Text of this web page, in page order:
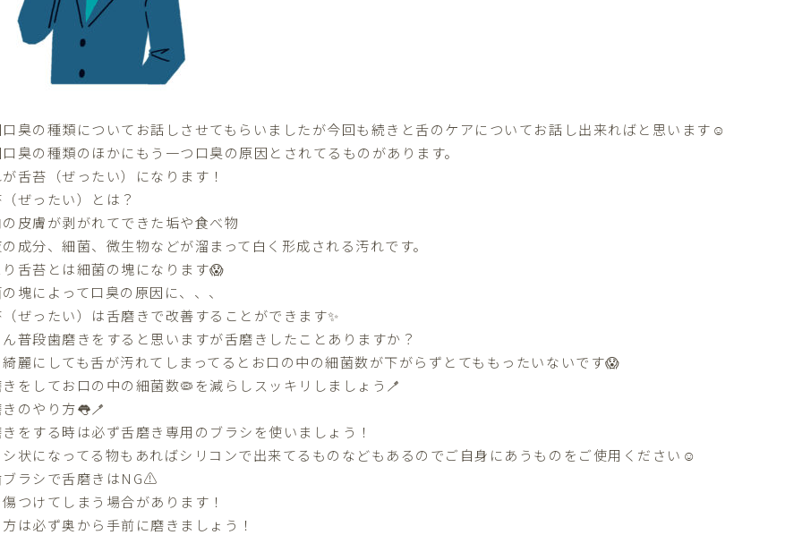
臭の種類についてお話しさせてもらいましたが今回も続きと舌のケアについてお話し出来ればと思います☺️
臭の種類のほかにもう一つ口臭の原因とされてるものがあります。
舌苔（ぜったい）になります！
ぜったい）とは？
皮膚が剥がれてできた垢や食べ物
成分、細菌、微生物などが溜まって白く形成される汚れです。
舌苔とは細菌の塊になります😱
塊によって口臭の原因に、、、
ぜったい）は舌磨きで改善することができます✨
普段歯磨きをすると思いますが舌磨きしたことありますか？
麗にしても舌が汚れてしまってるとお口の中の細菌数が下がらずとてももったいないです😱
をしてお口の中の細菌数🦠を減らしスッキリしましょう🪥
のやり方👅🪥
をする時は必ず舌磨き専用のブラシを使いましょう！
状になってる物もあればシリコンで出来てるものなどもあるのでご自身にあうものをご使用ください☺️
ラシで舌磨きはNG⚠️
つけてしまう場合があります！
は必ず奥から手前に磨きましょう！